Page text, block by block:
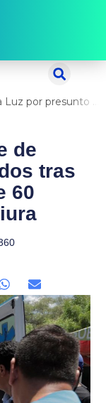
Fiscalía investiga a director de la Bella Luz por presunto abuso contra cantante Naldy Saldaña
de
tras
60